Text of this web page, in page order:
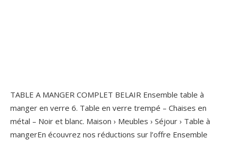
TABLE A MANGER COMPLET BELAIR Ensemble table à
manger en verre 6. Table en verre trempé – Chaises en
métal – Noir et blanc. Maison › Meubles › Séjour › Table à
mangerEn écouvrez nos réductions sur l’offre Ensemble